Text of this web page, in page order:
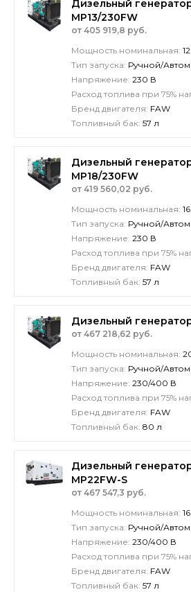
Дизельный
MP13/230FW
от 405 919,8 руб.
Мощность номинальная:
Тип запуска: Ручной/
Напряжение: 230 В
Расход топлива при 75%
Бренд двигателя: FAW
Топливный бак: 57 л
Дизельный
MP18/230FW
от 419 560,02 руб.
Мощность номинальная:
Тип запуска: Ручной/
Напряжение: 230 В
Расход топлива при 75%
Бренд двигателя: FAW
Топливный бак: 57 л
Дизельный
от 467 218,62 руб.
Мощность номинальная:
Тип запуска: Ручной/
Напряжение: 230/400 В
Расход топлива при 75%
Бренд двигателя: FAW
Топливный бак: 80 л
Дизельный
MP22FW-S
от 467 547,3 руб.
Мощность номинальная:
Тип запуска: Ручной/
Напряжение: 230/400 В
Расход топлива при 75%
Бренд двигателя: FAW
Топливный бак: 57 л